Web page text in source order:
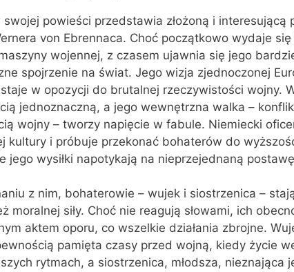
swojej powieści przedstawia złożoną i interesującą
von Ebrennaca. Choć początkowo wydaje
wojennej, z czasem ujawnia się jego
spojrzenie na świat. Jego wizja zjednoczonej
w opozycji do brutalnej rzeczywistości wojny.
jednoznaczną, a jego wewnętrzna walka –
wojny – tworzy napięcie w fabule. Niemiecki
kultury i próbuje przekonać bohaterów do
jego wysiłki napotykają na nieprzejednaną
z nim, bohaterowie – wujek i siostrzenica –
moralnej siły. Choć nie reagują słowami, ich
aktem oporu, co wszelkie działania zbrojne.
pamięta czasy przed wojną, kiedy życie
rytmach, a siostrzenica, młodsza, nieznająca